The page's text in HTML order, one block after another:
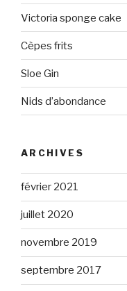
Victoria sponge cake
Cèpes frits
Sloe Gin
Nids d’abondance
ARCHIVES
février 2021
juillet 2020
novembre 2019
septembre 2017